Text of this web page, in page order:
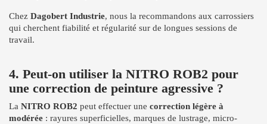
Chez Dagobert Industrie, nous la recommandons aux carrossiers
qui cherchent fiabilité et régularité sur de longues sessions de
travail.
4. Peut-on utiliser la NITRO ROB2 pour
une correction de peinture agressive ?
La NITRO ROB2 peut effectuer une correction légère à
modérée : rayures superficielles, marques de lustrage, micro-